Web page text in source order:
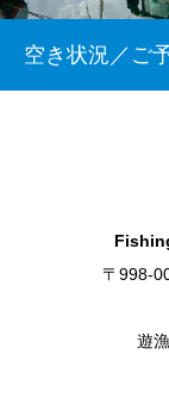
空き状況／ご
〒998-
遊